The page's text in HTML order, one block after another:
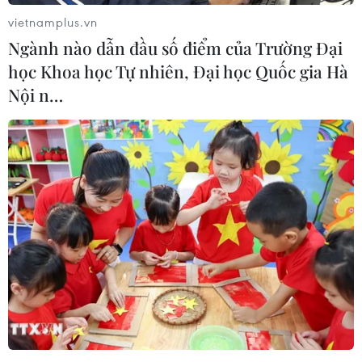
Anh giải thích việc điều tàu chiến giám
sát lệnh trừng phạt Triều Tiên
11/04/2018 13:05
Một tàu chiến của Anh “đã thay đổi lộ trình” và tới Nhật
Bản ngày 11/4, để tham gia các nỗ lực giám sát việc
thực thi các lệnh trừng phạt của Liên hợp quốc nhằm
vào Triều Tiên.
vietnamplus.vn
Ngành nào dẫn đầu số điểm của Trường Đại
học Khoa học Tự nhiên, Đại học Quốc gia Hà
Nội n…